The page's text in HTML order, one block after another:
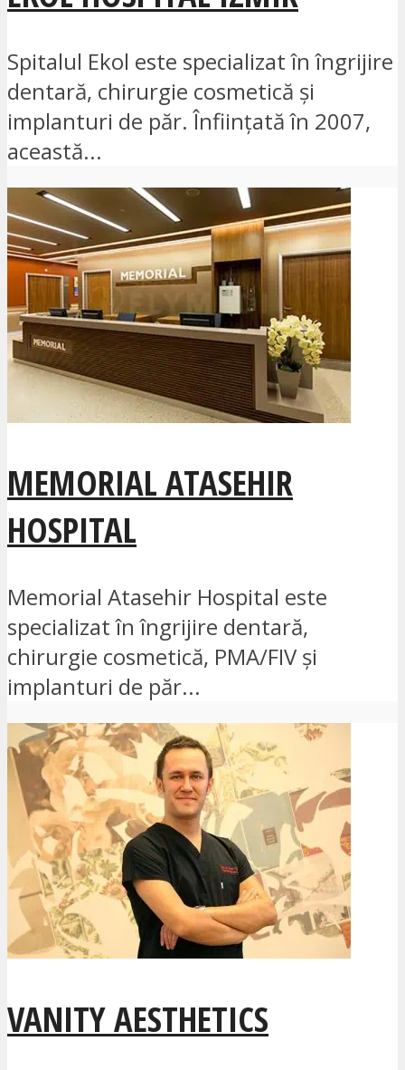
Spitalul Ekol este specializat în îngrijire
dentară, chirurgie cosmetică și
implanturi de păr. Înființată în 2007,
această...
MEMORIAL ATASEHIR
HOSPITAL
Memorial Atasehir Hospital este
specializat în îngrijire dentară,
chirurgie cosmetică, PMA/FIV și
implanturi de păr...
VANITY AESTHETICS